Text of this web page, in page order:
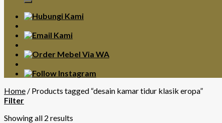
Home / Products tagged “desain kamar tidur klasik eropa”
Filter
Showing all 2 results